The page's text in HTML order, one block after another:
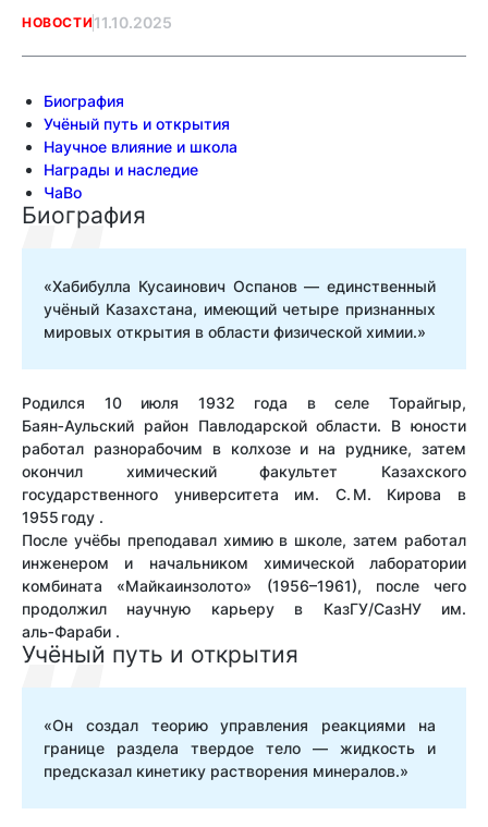
НОВОСТИ 11.10.2025
Биография
Учёный путь и открытия
Научное влияние и школа
Награды и наследие
ЧаВо
Биография
«Хабибулла Кусаинович Оспанов — единственный
учёный Казахстана, имеющий четыре признанных
мировых открытия в области физической химии.»
Родился 10 июля 1932 года в селе Торайгыр,
Баян‑Аульский район Павлодарской области. В юности
работал разнорабочим в колхозе и на руднике, затем
окончил химический факультет Казахского
государственного университета им. С. М. Кирова в
1955 году .
После учёбы преподавал химию в школе, затем работал
инженером и начальником химической лаборатории
комбината «Майкаинзолото» (1956–1961), после чего
продолжил научную карьеру в КазГУ/CазНУ им.
аль‑Фараби .
Учёный путь и открытия
«Он создал теорию управления реакциями на
границе раздела твердое тело — жидкость и
предсказал кинетику растворения минералов.»